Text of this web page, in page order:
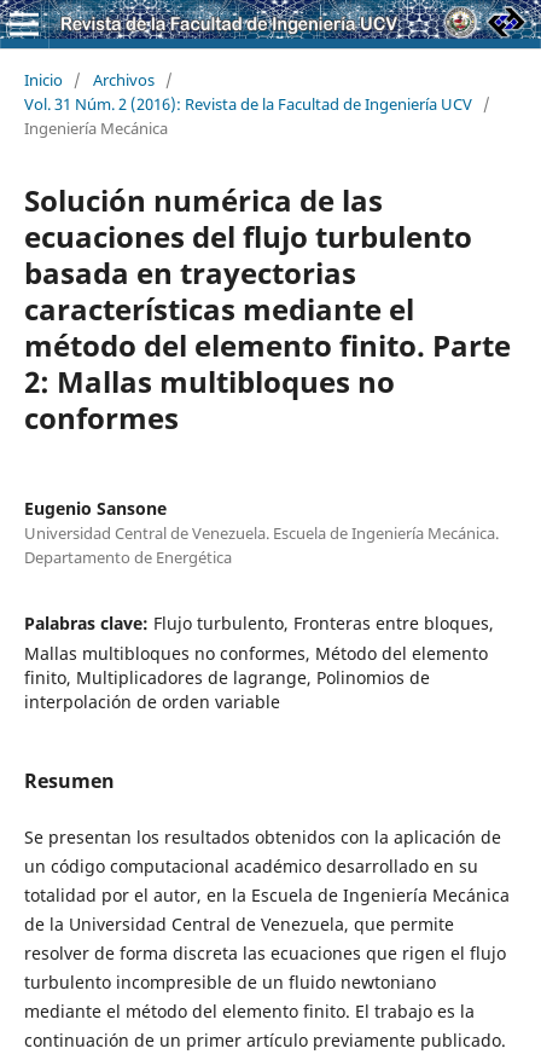
Inicio / Archivos /
Vol. 31 Núm. 2 (2016): Revista de la Facultad de Ingeniería UCV /
Ingeniería Mecánica
Solución numérica de las
ecuaciones del flujo turbulento
basada en trayectorias
características mediante el
método del elemento finito. Parte
2: Mallas multibloques no
conformes
Eugenio Sansone
Universidad Central de Venezuela. Escuela de Ingeniería Mecánica.
Departamento de Energética
Palabras clave: Flujo turbulento, Fronteras entre bloques,
Mallas multibloques no conformes, Método del elemento
finito, Multiplicadores de lagrange, Polinomios de
interpolación de orden variable
Resumen
Se presentan los resultados obtenidos con la aplicación de
un código computacional académico desarrollado en su
totalidad por el autor, en la Escuela de Ingeniería Mecánica
de la Universidad Central de Venezuela, que permite
resolver de forma discreta las ecuaciones que rigen el flujo
turbulento incompresible de un fluido newtoniano
mediante el método del elemento finito. El trabajo es la
continuación de un primer artículo previamente publicado.